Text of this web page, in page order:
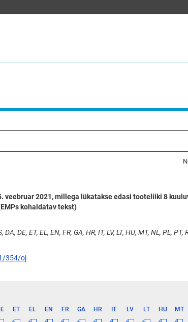
veebruar 2021, millega lükatakse edasi tooteliiki 8
kohaldatav tekst)
DE, ET, EL, EN, FR, GA, HR, IT, LV, LT, HU, MT, NL, PL, PT,
354/oj
ET EL EN FR GA HR IT LV LT HU MT